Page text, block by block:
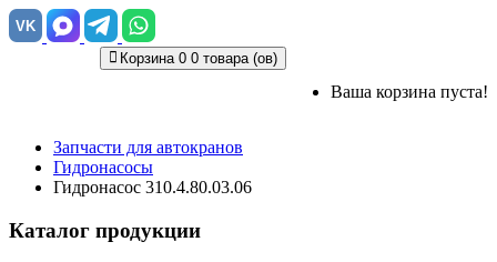
VK
Корзина 0 0 товара (ов)
Ваша корзина пуста!
Запчасти для автокранов
Гидронасосы
Гидронасос 310.4.80.03.06
Каталог продукции